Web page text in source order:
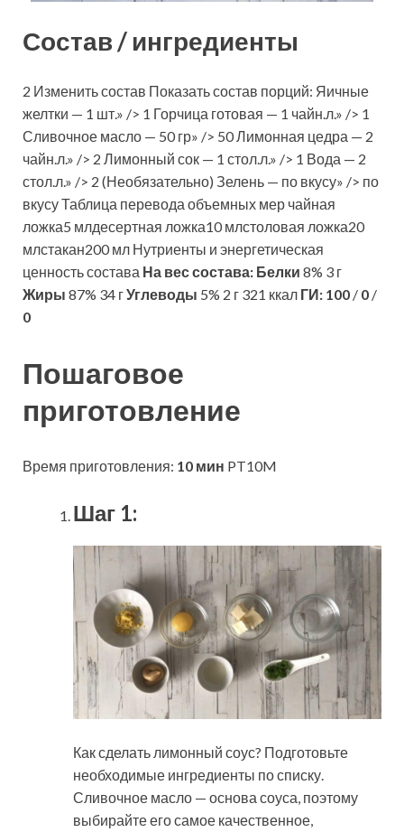
Состав / ингредиенты
2 Изменить состав Показать состав порций: Яичные
желтки — 1 шт.» /> 1 Горчица готовая — 1 чайн.л.» /> 1
Сливочное масло — 50 гр» /> 50 Лимонная цедра — 2
чайн.л.» /> 2 Лимонный сок — 1 стол.л.» /> 1 Вода — 2
стол.л.» /> 2 (Необязательно) Зелень — по вкусу» /> по
вкусу Таблица перевода объемных мер чайная
ложка5 млдесертная ложка10 млстоловая ложка20
млстакан200 мл Нутриенты и энергетическая
ценность состава На вес состава: Белки 8% 3 г
Жиры 87% 34 гУглеводы 5% 2 г 321 ккал ГИ: 100 / 0 /
0
Пошаговое
приготовление
Время приготовления: 10 мин PT10M
Шаг 1:
Как сделать лимонный соус? Подготовьте
необходимые ингредиенты по списку.
Сливочное масло — основа соуса, поэтому
выбирайте его самое качественное,